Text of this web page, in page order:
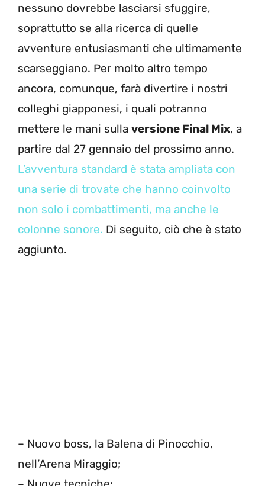
nessuno dovrebbe lasciarsi sfuggire,
soprattutto se alla ricerca di quelle
avventure entusiasmanti che ultimamente
scarseggiano. Per molto altro tempo
ancora, comunque, farà divertire i nostri
colleghi giapponesi, i quali potranno
mettere le mani sulla versione Final Mix, a
partire dal 27 gennaio del prossimo anno.
L’avventura standard è stata ampliata con
una serie di trovate che hanno coinvolto
non solo i combattimenti, ma anche le
colonne sonore. Di seguito, ciò che è stato
aggiunto.
– Nuovo boss, la Balena di Pinocchio,
nell’Arena Miraggio;